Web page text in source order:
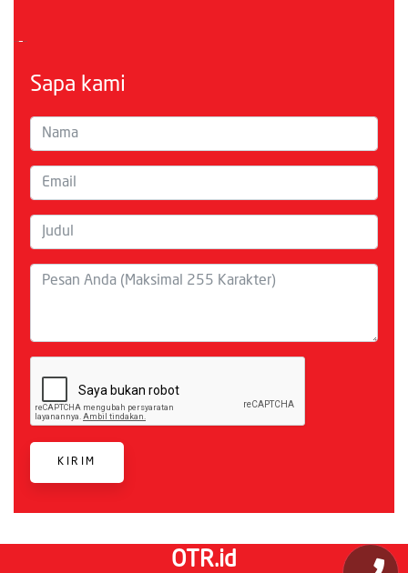
Sapa kami
KIRIM
OTR.id